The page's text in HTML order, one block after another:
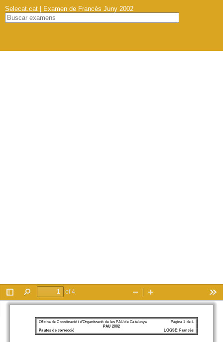
Selecat.cat | Examen de Francès Juny 2002